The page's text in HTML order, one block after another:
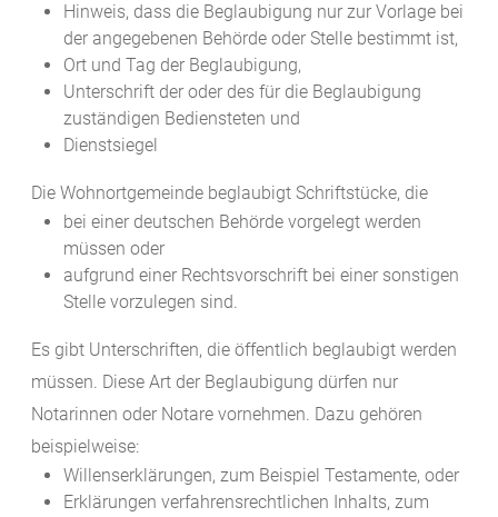
Hinweis, dass die Beglaubigung nur zur Vorlage bei
der angegebenen Behörde oder Stelle bestimmt ist,
Ort und Tag der Beglaubigung,
Unterschrift der oder des für die Beglaubigung
zuständigen Bediensteten und
Dienstsiegel
Die Wohnortgemeinde beglaubigt Schriftstücke, die
bei einer deutschen Behörde vorgelegt werden
müssen oder
aufgrund einer Rechtsvorschrift bei einer sonstigen
Stelle vorzulegen sind.
Es gibt Unterschriften, die öffentlich beglaubigt werden
müssen. Diese Art der Beglaubigung dürfen nur
Notarinnen oder Notare vornehmen. Dazu gehören
beispielweise:
Willenserklärungen, zum Beispiel Testamente, oder
Erklärungen verfahrensrechtlichen Inhalts, zum